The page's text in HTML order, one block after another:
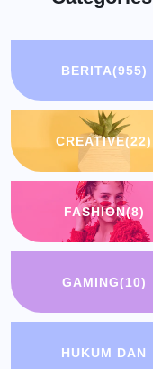
BERITA(955)
CREATIVE(22)
FASHION(8)
GAMING(10)
HUKUM DAN